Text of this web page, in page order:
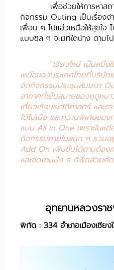
เพื่อช่วยให้การหา
กิจกรรม Outing เป็นเรื่อง
เพื่อน ๆ ไปแอ่วเหนือให้สุขใ
แบบชิล ๆ จะมีที่ใดบ้าง ตามไ
"เชียงใหม่ เป็นหนึ่
เหนือของประเทศไทยที่บริษั
จัดกิจกรรมประชุมสัมมนา
อากาศที่เย็นสบายของฤดูห
เที่ยวเชิงประวัติศาสตร์ และ
ได้ไม่เบื่อ และความพิเศษขอ
แบบ All in One เพราะในแ
กิจกรรมภายในสนุก ๆ รวมอ
Add On เพิ่มขึ้นได้ตามต้อง
และจัดงานปัง ๆ ที่พี่กล้วยคัด
อุทยานหลวงรา
พิกัด : 334 อำเภอเมืองเชียง